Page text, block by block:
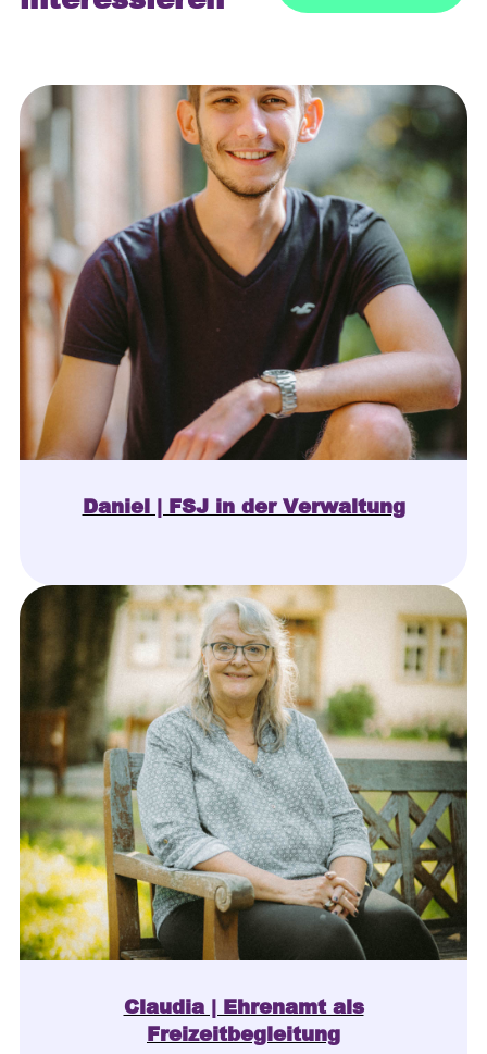
Daniel | FSJ in der Verwaltung
Claudia | Ehrenamt als
Freizeitbegleitung